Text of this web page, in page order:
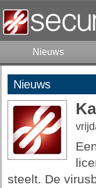
Nieuws
Nieuws
steelt. De